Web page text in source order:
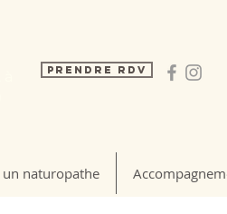
Prendre RDV
un naturopathe